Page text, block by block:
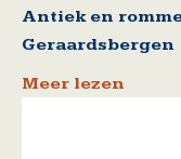
Antiek en
Geraardsbergen
Meer lezen